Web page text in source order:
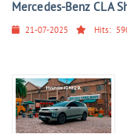
Mercedes-Benz CLA
21-07-2025 Hits: